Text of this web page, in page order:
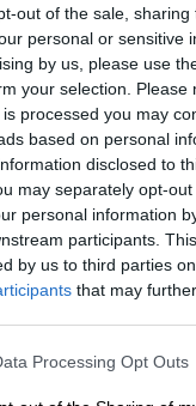
out of the sale,
personal or sensitive
by us, please use
your selection. Please
processed you may
based on personal
disclosed to
may separately opt-
personal information
participants.
by us to third parties
that may
Processing Opt Outs